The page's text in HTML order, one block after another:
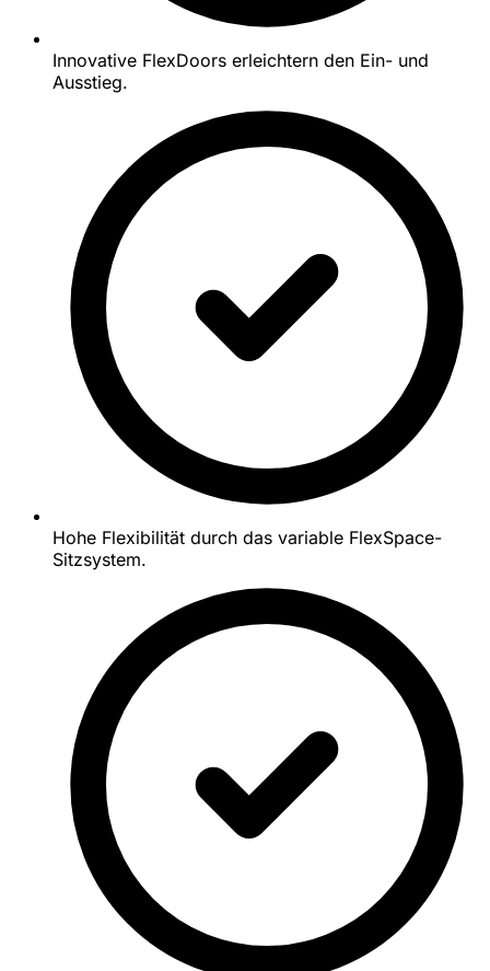
Innovative FlexDoors erleichtern den Ein- und
Ausstieg.
Hohe Flexibilität durch das variable FlexSpace-
Sitzsystem.